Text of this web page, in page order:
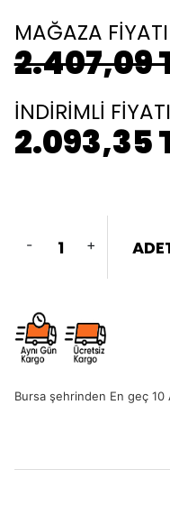
MAĞAZA FİYATI
2.407,09
İNDİRİMLİ FİYATI
2.093,35
- +
Bursa şehrinden En geç